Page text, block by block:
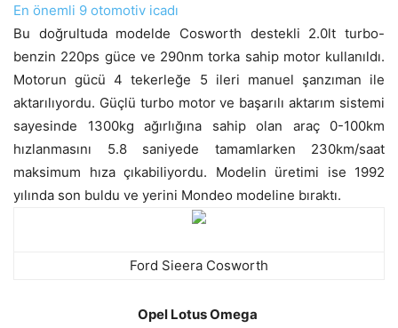
En önemli 9 otomotiv icadı
Bu doğrultuda modelde Cosworth destekli 2.0lt turbo-
benzin 220ps güce ve 290nm torka sahip motor kullanıldı.
Motorun gücü 4 tekerleğe 5 ileri manuel şanzıman ile
aktarılıyordu. Güçlü turbo motor ve başarılı aktarım sistemi
sayesinde 1300kg ağırlığına sahip olan araç 0-100km
hızlanmasını 5.8 saniyede tamamlarken 230km/saat
maksimum hıza çıkabiliyordu. Modelin üretimi ise 1992
yılında son buldu ve yerini Mondeo modeline bıraktı.
Ford Sieera Cosworth
Opel Lotus Omega